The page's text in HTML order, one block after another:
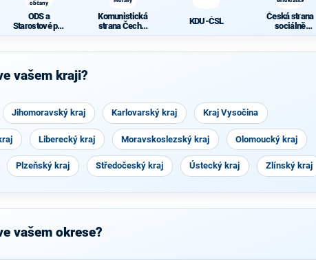
občany
ODS a
Starostové pro
Komunistická
strana Čech a
KDU-ČSL
Česká strana
sociálně
demokratická
vašem kraji?
Jihomoravský kraj Karlovarský kraj Kraj Vysočina
Liberecký kraj Moravskoslezský kraj Olomoucký kraj
Plzeňský kraj Středočeský kraj Ústecký kraj Zlínský kraj
vašem okrese?